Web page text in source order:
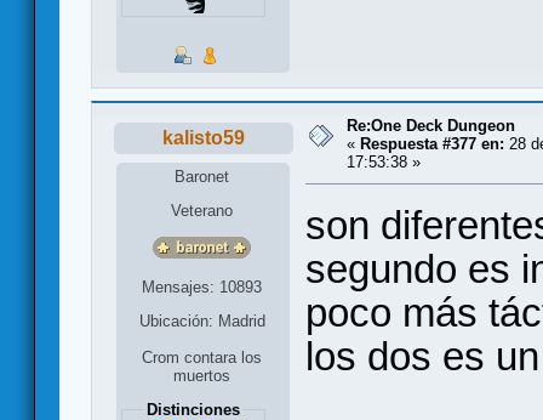
kalisto59
Baronet
Veterano
Mensajes: 10893
Ubicación: Madrid
Crom contara los
muertos
Distinciones
Re:One Deck Dungeon
« Respuesta #377 en: 28
17:53:38 »
son
segundo es
poco más
los dos es